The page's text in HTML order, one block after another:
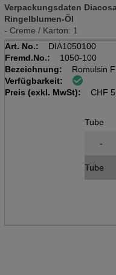
Verpackungsdaten
Ringelblumen-Öl
- Creme / Karton: 1
Art. No.:
DIA1050100
Fremd.No.:
1050-100
Bezeichnung:
Romulsin
pflegend,
Verfügbarkeit:
Preis (exkl. MwSt):
CHF
Tube
-
Tube